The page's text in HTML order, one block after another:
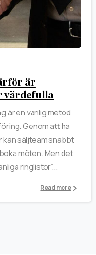
är
värdefulla
är en vanlig metod
Genom att ha
säljteam snabbt
möten. Men det
ringlistor”...
Read more